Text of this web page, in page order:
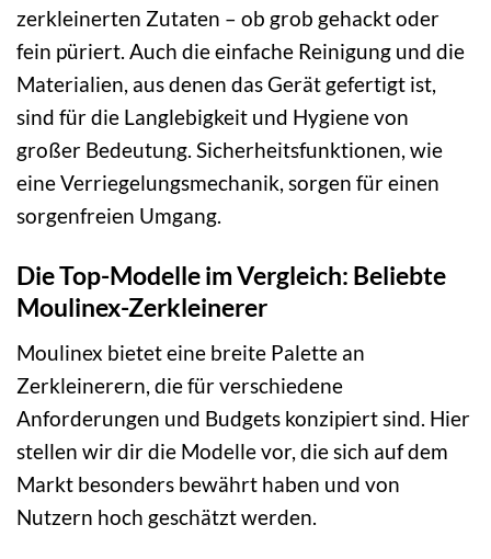
zerkleinerten Zutaten – ob grob gehackt oder
fein püriert. Auch die einfache Reinigung und die
Materialien, aus denen das Gerät gefertigt ist,
sind für die Langlebigkeit und Hygiene von
großer Bedeutung. Sicherheitsfunktionen, wie
eine Verriegelungsmechanik, sorgen für einen
sorgenfreien Umgang.
Die Top-Modelle im Vergleich: Beliebte
Moulinex-Zerkleinerer
Moulinex bietet eine breite Palette an
Zerkleinerern, die für verschiedene
Anforderungen und Budgets konzipiert sind. Hier
stellen wir dir die Modelle vor, die sich auf dem
Markt besonders bewährt haben und von
Nutzern hoch geschätzt werden.